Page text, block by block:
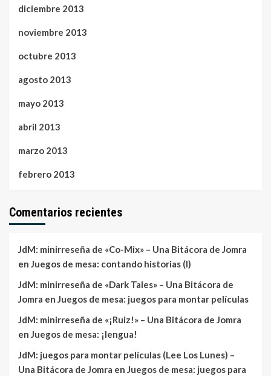
diciembre 2013
noviembre 2013
octubre 2013
agosto 2013
mayo 2013
abril 2013
marzo 2013
febrero 2013
Comentarios recientes
JdM: minirreseña de «Co-Mix» – Una Bitácora de Jomra
en Juegos de mesa: contando historias (I)
JdM: minirreseña de «Dark Tales» – Una Bitácora de
Jomra en Juegos de mesa: juegos para montar películas
JdM: minirreseña de «¡Ruiz!» – Una Bitácora de Jomra
en Juegos de mesa: ¡lengua!
JdM: juegos para montar películas (Lee Los Lunes) –
Una Bitácora de Jomra en Juegos de mesa: juegos para